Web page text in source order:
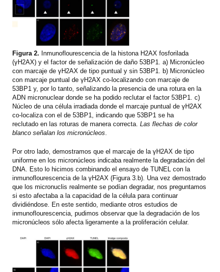
Figura 2. Inmunoflourescencia de la histona H2AX fosforilada
(γH2AX) y el factor de señalización de daño 53BP1. a) Micronúcleo
con marcaje de γH2AX de tipo puntual y sin 53BP1. b) Micronúcleo
con marcaje puntual de γH2AX co-localizando con marcaje de
53BP1 y, por lo tanto, señalizando la presencia de una rotura en la
ADN micronuclear donde se ha podido reclutar el factor 53BP1. c)
Núcleo de una célula irradiada donde el marcaje puntual de γH2AX
co-localiza con el de 53BP1, indicando que 53BP1 se ha
reclutado en las roturas de manera correcta. Las flechas de color
blanco señalan los micronúcleos
Por otro lado, demostramos que el marcaje de la γH2AX de tipo
uniforme en los micronúcleos indicaba realmente la degradación del
DNA. Esto lo hicimos combinando el ensayo de TUNEL con la
inmunoflourescencia de la γH2AX (Figura 3.b). Una vez demostrado
que los micronuclis realmente se podían degradar, nos preguntamos
si esto afectaba a la capacidad de la célula para continuar
dividiéndose. En este sentido, mediante otros estudios de
inmunoflourescencia, pudimos observar que la degradación de los
micronúcleos sólo afecta ligeramente a la proliferación celular.